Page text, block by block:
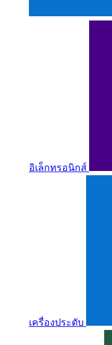
อิเล็กทรอนิกส์
เครื่องประดับ